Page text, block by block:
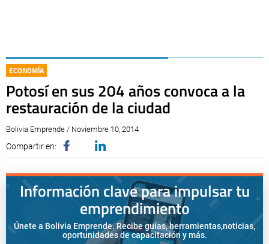
ECONOMÍA
Potosí en sus 204 años convoca a la
restauración de la ciudad
Bolivia Emprende / Noviembre 10, 2014
Compartir en:
Información clave para impulsar tu
emprendimiento
Únete a Bolivia Emprende. Recibe guías, herramientas,noticias,
oportunidades de capacitación y más.